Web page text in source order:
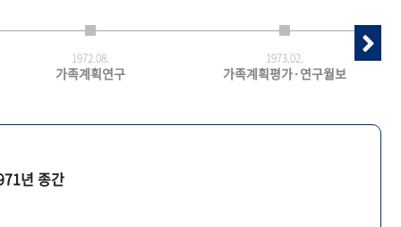
1972.08.
가족계획연구
1973.02.
가족계획평가·연구월보
년 종간